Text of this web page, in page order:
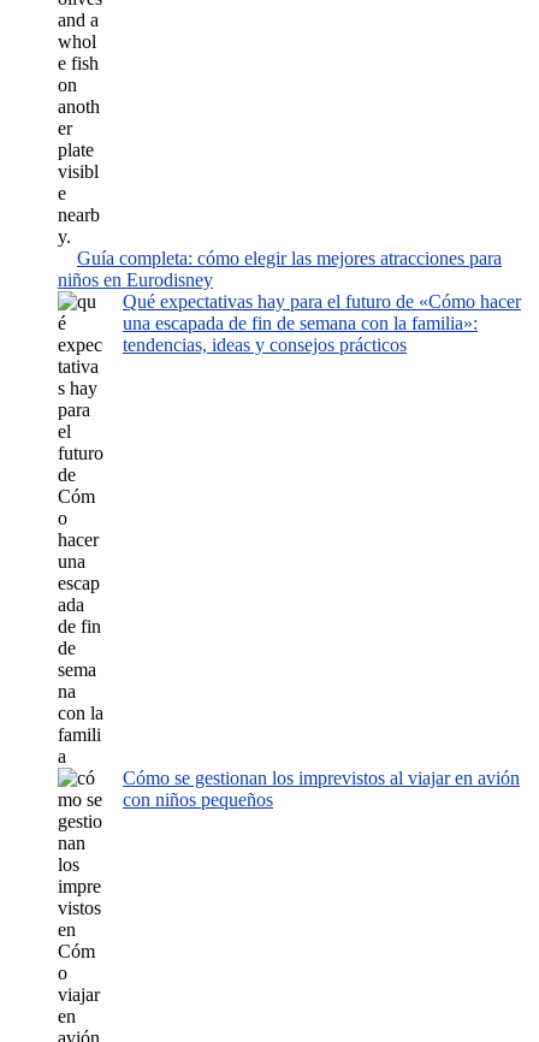
Guía completa: cómo elegir las mejores atracciones para
niños en Eurodisney
Qué expectativas hay para el futuro de «Cómo hacer
una escapada de fin de semana con la familia»:
tendencias, ideas y consejos prácticos
Cómo se gestionan los imprevistos al viajar en avión
con niños pequeños